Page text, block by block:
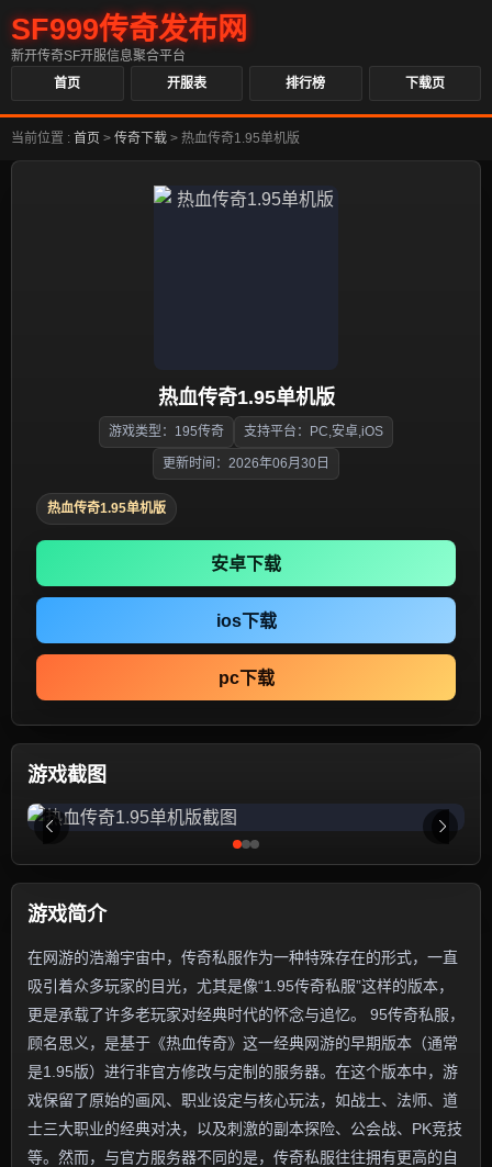
SF999传奇发布网
新开传奇SF开服信息聚合平台
首页
开服表 排行榜 下载页
当前位置 : 首页 > 传奇下载 > 热血传奇1.95单机版
热血传奇1.95单机版
游戏类型：195传奇 支持平台：PC,安卓,iOS
更新时间：2026年06月30日
热血传奇1.95单机版
安卓下载
ios下载
pc下载
游戏截图
游戏简介
在网游的浩瀚宇宙中，传奇私服作为一种特殊存在的形式，一直
吸引着众多玩家的目光，尤其是像“1.95传奇私服”这样的版本，
更是承载了许多老玩家对经典时代的怀念与追忆。 95传奇私服，
顾名思义，是基于《热血传奇》这一经典网游的早期版本（通常
是1.95版）进行非官方修改与定制的服务器。在这个版本中，游
戏保留了原始的画风、职业设定与核心玩法，如战士、法师、道
士三大职业的经典对决，以及刺激的副本探险、公会战、PK竞技
等。然而，与官方服务器不同的是，传奇私服往往拥有更高的自